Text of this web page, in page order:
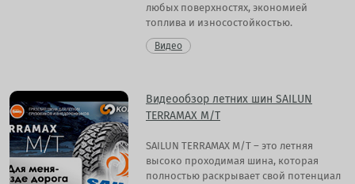
любых поверхностях, экономией
топлива и износостойкостью.
Видео
Видеообзор летних шин SAILUN
TERRAMAX M/T
SAILUN TERRAMAX M/T – это летняя
высоко проходимая шина, которая
полностью раскрывает свой потенциал